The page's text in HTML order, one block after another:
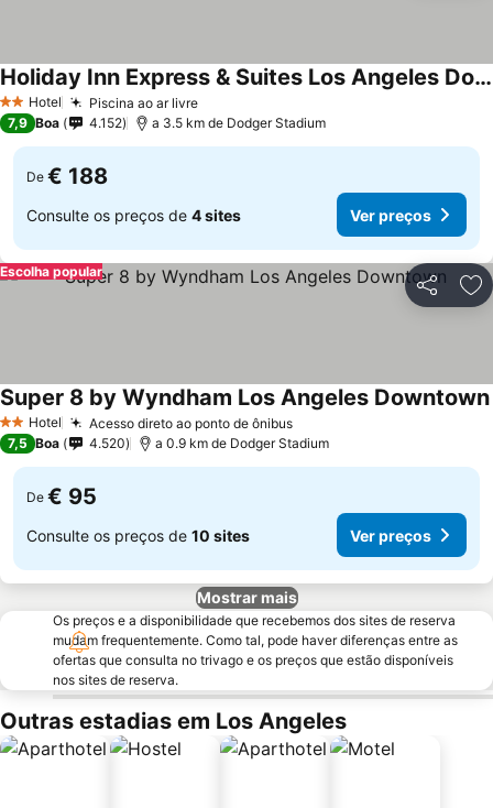
2 Estrelas
Hotel Piscina ao ar livre
Holiday Inn Express & Suites Los Angeles Downtown West By Ihg
7,9 Boa 4.152 a 3.5 km de Dodger Stadium
De € 188
Consulte os preços de 4 sites Ver preços
Partilhar
Escolha popular
2 Estrelas
Hotel Acesso direto ao ponto de ônibus
Super 8 by Wyndham Los Angeles Downtown
7,5 Boa 4.520 a 0.9 km de Dodger Stadium
De € 95
Consulte os preços de 10 sites Ver preços
Mostrar mais
Os preços e a disponibilidade que recebemos dos sites de reserva
mudam frequentemente. Como tal, pode haver diferenças entre as
ofertas que consulta no trivago e os preços que estão disponíveis
nos sites de reserva.
Outras estadias em Los Angeles